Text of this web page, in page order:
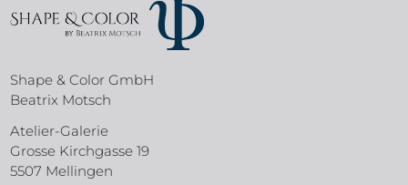
Shape & Color GmbH
Beatrix Motsch
Atelier-Galerie
Grosse Kirchgasse 19
5507 Mellingen